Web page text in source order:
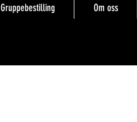
Gruppebestilling Om oss